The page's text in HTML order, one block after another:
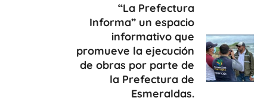
“La Prefectura
Informa” un espacio
informativo que
promueve la ejecución
de obras por parte de
la Prefectura de
Esmeraldas.